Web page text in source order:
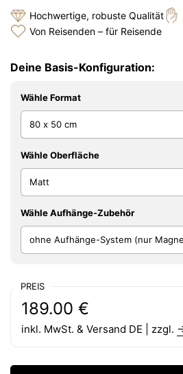
Hochwertige, robuste Qualität
Von Reisenden – für Reisende
Deine Basis-Konfiguration:
Wähle Format
Wähle Oberfläche
Wähle Aufhänge-Zubehör
PREIS
Preis:
189.00 €
Regulärer Preis:
inkl. MwSt. & Versand DE | zzgl.